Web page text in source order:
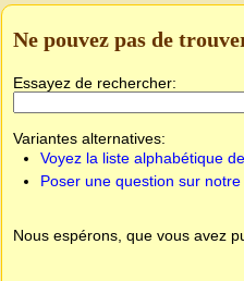
Ne pouvez pas de
Essayez de rechercher:
Variantes alternatives:
Voyez la liste alphabétique
Poser une question sur
Nous espérons, que vous avez